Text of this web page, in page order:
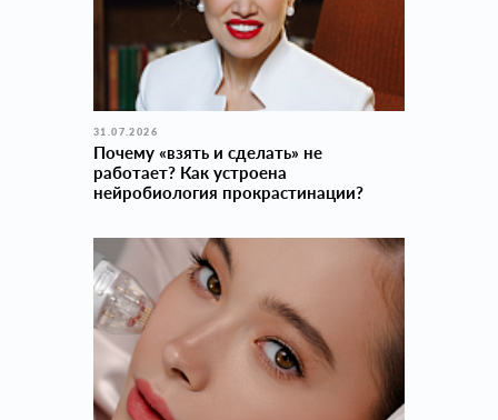
31.07.2026
Почему «взять и сделать» не
работает? Как устроена
нейробиология прокраcтинации?